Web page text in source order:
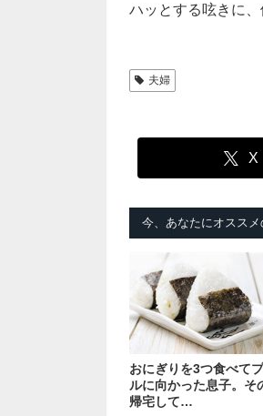
ハッとする呟きに
夫婦
X
今、あなたにオススメ
おにぎりを3つ食べて
ルに向かった息子。そ
帰宅して…